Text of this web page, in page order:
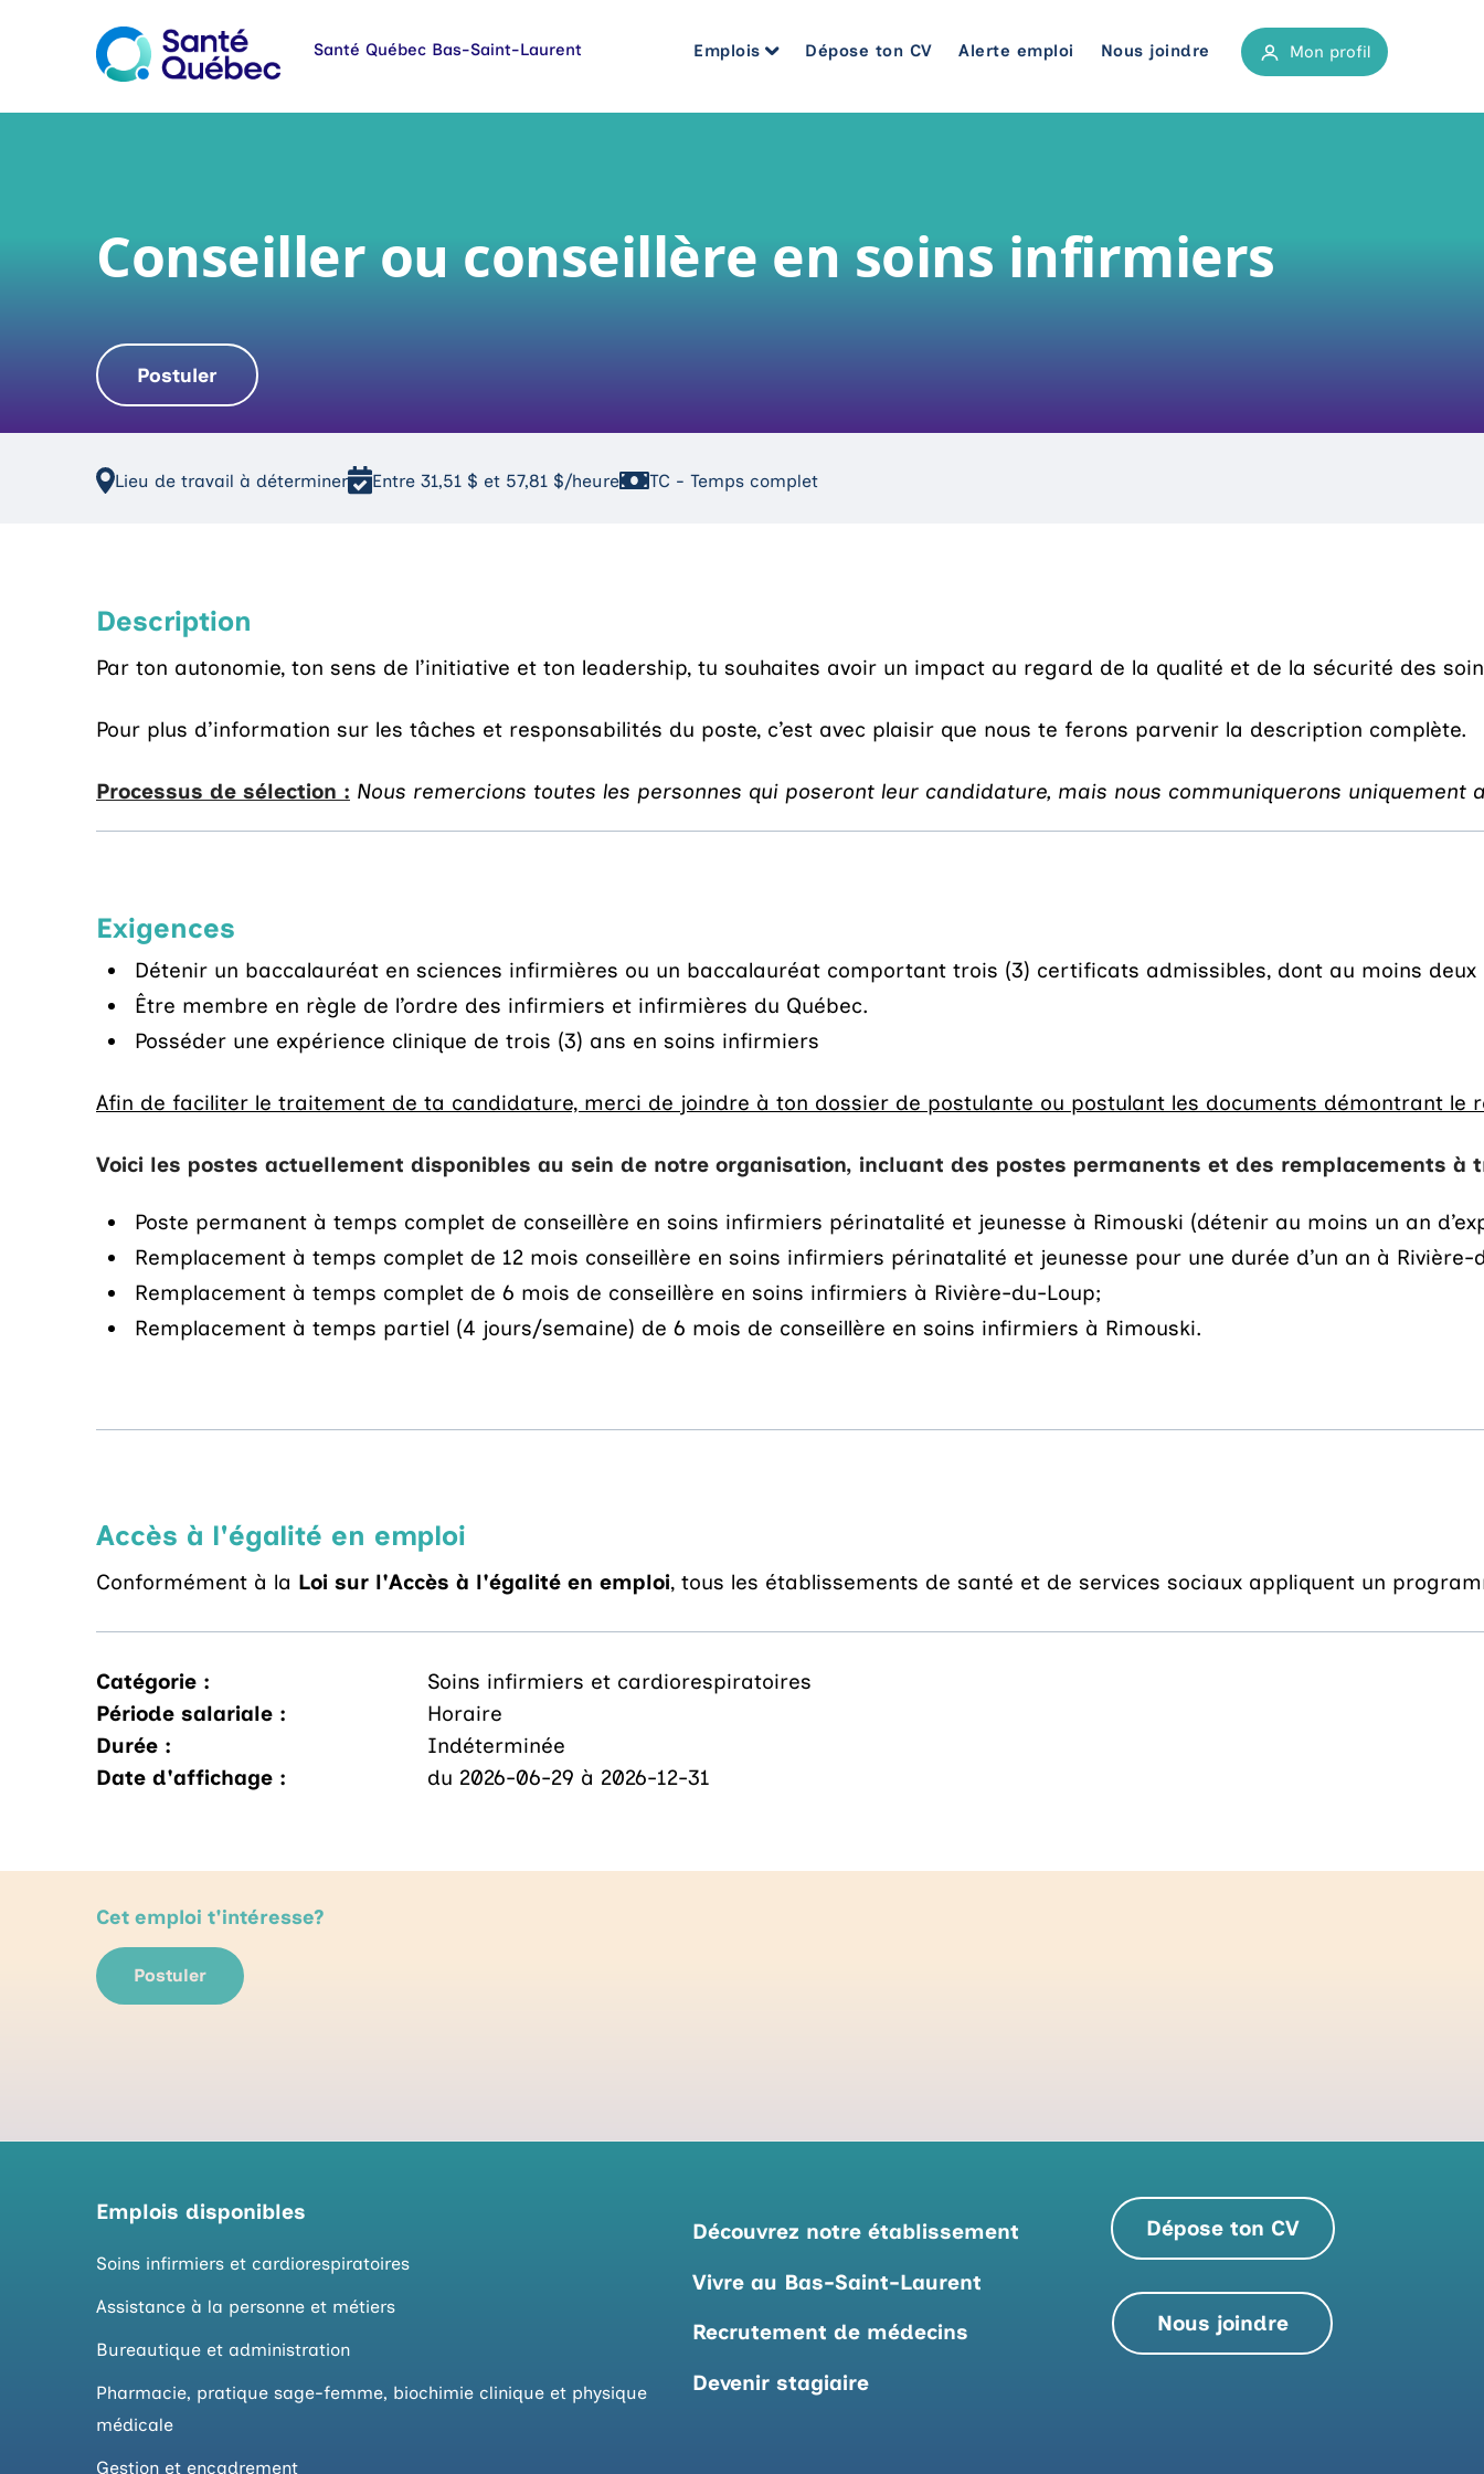
Emplois
Pharmacie, pratique sage-femme, biochimie clinique et physique médicale
Gestion et encadrement
Dépose ton CV Alerte emploi Nous joindre Mon profil
Conseiller ou conseillère en soins infirmiers
Postuler
Lieu de travail à déterminer Entre 31,51 $ et 57,81 $/heure TC - Temps complet
Description
Par ton autonomie, ton sens de l’initiative et ton leadership, tu souhaites avoir un impact au regard de la qualité et de la sécurité des
Pour plus d’information sur les tâches et responsabilités du poste, c’est avec plaisir que nous te ferons parvenir la description complète.
Processus de sélection : Nous remercions toutes les personnes qui poseront leur candidature, mais nous communiquerons uniquement
Exigences
Détenir un baccalauréat en sciences infirmières ou un baccalauréat comportant trois (3) certificats admissibles, dont au moins
Être membre en règle de l’ordre des infirmiers et infirmières du Québec.
Posséder une expérience clinique de trois (3) ans en soins infirmiers
Afin de faciliter le traitement de ta candidature, merci de joindre à ton dossier de postulante ou postulant les documents démontrant
Voici les postes actuellement disponibles au sein de notre organisation, incluant des postes permanents et des remplacements à
Poste permanent à temps complet de conseillère en soins infirmiers périnatalité et jeunesse à Rimouski (détenir au moins un an
Remplacement à temps complet de 12 mois conseillère en soins infirmiers périnatalité et jeunesse pour une durée d’un an à
Remplacement à temps complet de 6 mois de conseillère en soins infirmiers à Rivière-du-Loup;
Remplacement à temps partiel (4 jours/semaine) de 6 mois de conseillère en soins infirmiers à Rimouski.
Accès à l'égalité en emploi
Conformément à la Loi sur l'Accès à l'égalité en emploi, tous les établissements de santé et de services sociaux appliquent un
Catégorie :
Soins infirmiers et cardiorespiratoires
Période salariale :
Horaire
Durée :
Indéterminée
Date d'affichage :
du 2026-06-29 à 2026-12-31
Cet emploi t'intéresse?
Postuler
Emplois disponibles
Soins infirmiers et cardiorespiratoires
Assistance à la personne et métiers
Bureautique et administration
Pharmacie, pratique sage-femme, biochimie clinique et physique
médicale
Gestion et encadrement
Découvrez notre établissement
Vivre au Bas-Saint-Laurent
Recrutement de médecins
Devenir stagiaire
Dépose ton CV
Nous joindre